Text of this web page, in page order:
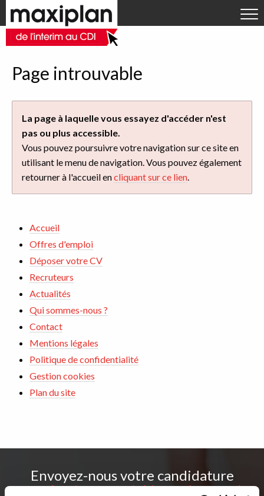
Aller directement à la navigation
Aller directement au contenu
OFFRES D'EMPLOI
DÉPOSER VOTRE CV
Contact
Page introuvable
La page à laquelle vous essayez d'accéder n'est
pas ou plus accessible.
Vous pouvez poursuivre votre navigation sur ce site en
utilisant le menu de navigation. Vous pouvez également
retourner à l'accueil encliquant sur ce lien.
Accueil
Offres d'emploi
Déposer votre CV
Recruteurs
Actualités
Qui sommes-nous ?
Contact
Mentions légales
Politique de confidentialité
Gestion cookies
Plan du site
Envoyez-nous votre candidature
et profitez de notre savoir-faire pour être recruté